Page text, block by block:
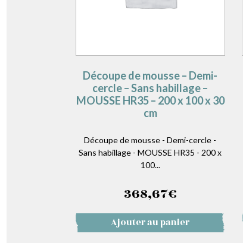
Découpe de mousse – Demi-
cercle – Sans habillage –
MOUSSE HR35 – 200 x 100 x 30
cm
Découpe de mousse - Demi-cercle -
Sans habillage - MOUSSE HR35 - 200 x
100...
368,67€
Ajouter au panier